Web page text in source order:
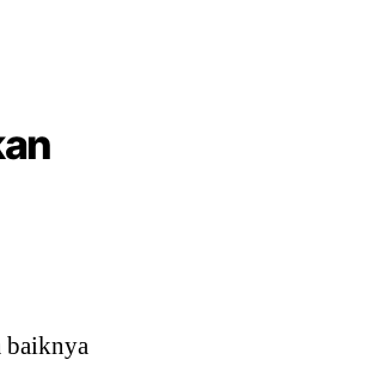
baiknya